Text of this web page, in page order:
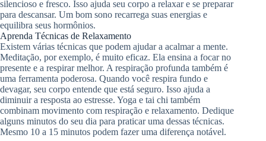
silencioso e fresco. Isso ajuda seu corpo a relaxar e se preparar
para descansar. Um bom sono recarrega suas energias e
equilibra seus hormônios.
Aprenda Técnicas de Relaxamento
Existem várias técnicas que podem ajudar a acalmar a mente.
Meditação, por exemplo, é muito eficaz. Ela ensina a focar no
presente e a respirar melhor. A respiração profunda também é
uma ferramenta poderosa. Quando você respira fundo e
devagar, seu corpo entende que está seguro. Isso ajuda a
diminuir a resposta ao estresse. Yoga e tai chi também
combinam movimento com respiração e relaxamento. Dedique
alguns minutos do seu dia para praticar uma dessas técnicas.
Mesmo 10 a 15 minutos podem fazer uma diferença notável.